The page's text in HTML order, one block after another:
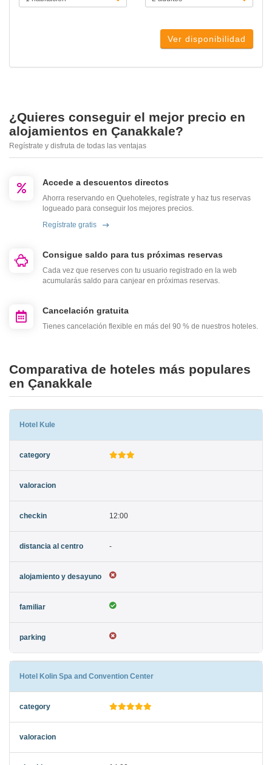
Ver disponibilidad
¿Quieres conseguir el mejor precio en
alojamientos en Çanakkale?
Regístrate y disfruta de todas las ventajas
Accede a descuentos directos
Ahorra reservando en Quehoteles, regístrate y haz tus reservas
logueado para conseguir los mejores precios.
Regístrate gratis
Consigue saldo para tus próximas reservas
Cada vez que reserves con tu usuario registrado en la web
acumularás saldo para canjear en próximas reservas.
Cancelación gratuita
Tienes cancelación flexible en más del 90 % de nuestros hoteles.
Comparativa de hoteles más populares
en Çanakkale
Hotel Kule
12:00
-
Hotel Kolin Spa and Convention Center